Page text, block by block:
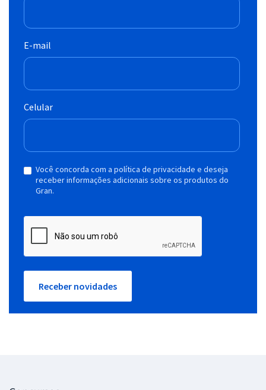
E-mail
Celular
Você concorda com a política de privacidade e deseja
receber informações adicionais sobre os produtos do
Gran.
Receber novidades